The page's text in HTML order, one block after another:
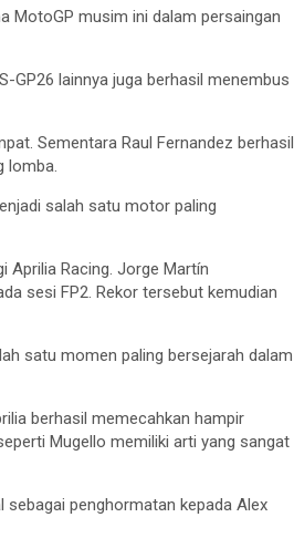
MotoGP musim ini dalam persaingan
GP26 lainnya juga berhasil menembus
Sementara Raul Fernandez berhasil
lomba.
salah satu motor paling
Aprilia Racing. Jorge Martín
sesi FP2. Rekor tersebut kemudian
satu momen paling bersejarah dalam
berhasil memecahkan hampir
Mugello memiliki arti yang sangat
penghormatan kepada Alex